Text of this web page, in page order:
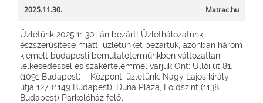
2025.11.30. Matrac.hu
Üzletünk 2025.11.30.-án bezárt! Üzlethálózatunk
észszerűsítése miatt üzletünket bezártuk, azonban három
kiemelt budapesti bemutatótermünkben változatlan
lelkesedéssel és szakértelemmel várjuk Önt: Üllői út 81.
(1091 Budapest) – Központi üzletünk, Nagy Lajos király
útja 127. (1149 Budapest), Duna Pláza, Földszint (1138
Budapest) Parkolóház felől